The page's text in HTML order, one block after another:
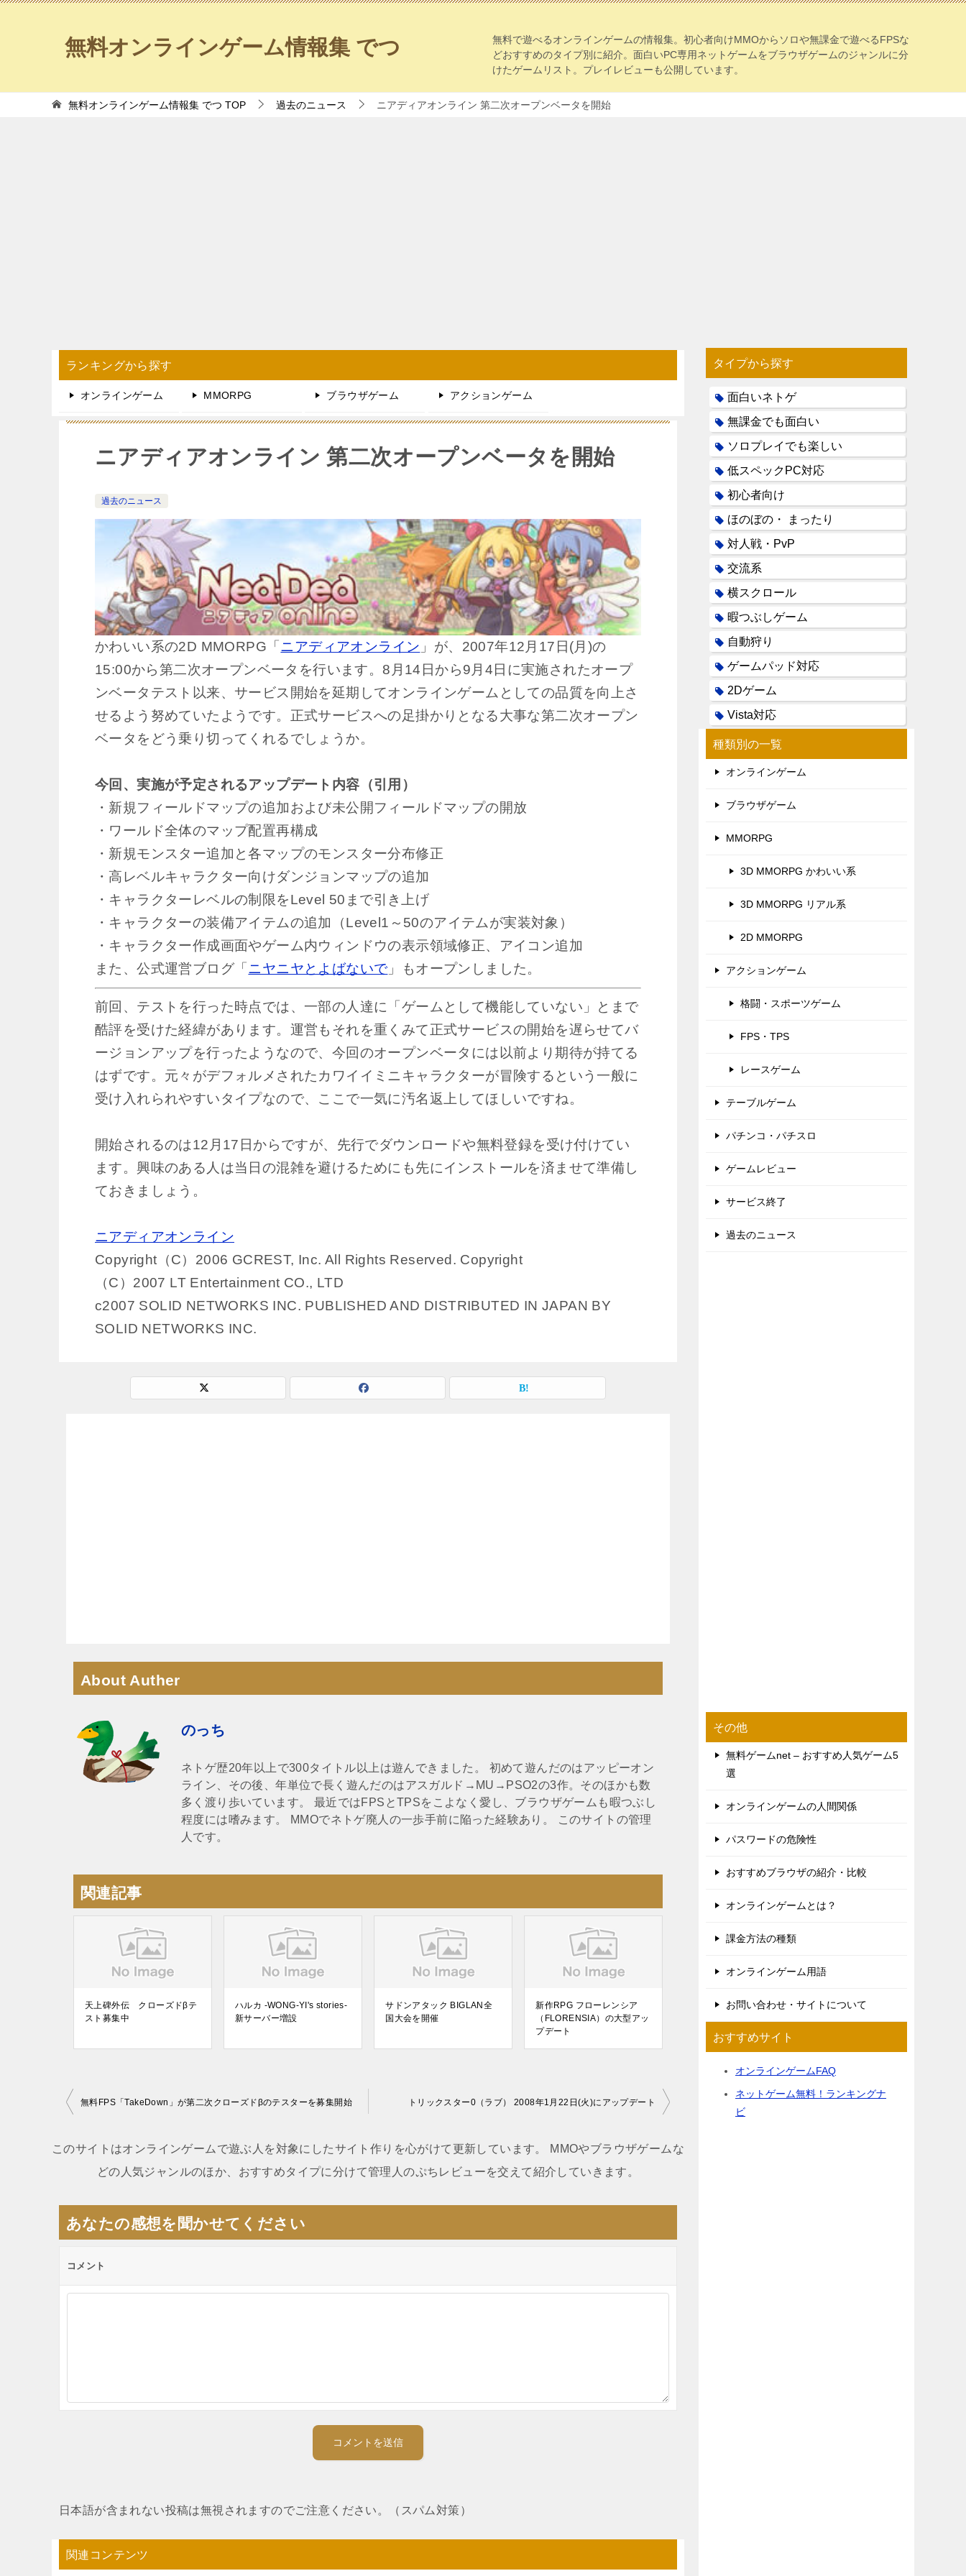
無料オンラインゲーム情報集 でつ
無料で遊べるオンラインゲームの情報集。初心者向けMMOからソロや無課金で遊べるFPSな
どおすすめのタイプ別に紹介。面白いPC専用ネットゲームをブラウザゲームのジャンルに分
けたゲームリスト。プレイレビューも公開しています。
無料オンラインゲーム情報集 でつ TOP 過去のニュース ニアディアオンライン 第二次オープンベータを開始
ランキングから探す
オンラインゲーム MMORPG ブラウザゲーム アクションゲーム
ニアディアオンライン 第二次オープンベータを開始
過去のニュース
かわいい系の2D MMORPG「 ニアディアオンライン 」が、2007年12月17日(月)の
15:00から第二次オープンベータを行います。8月14日から9月4日に実施されたオープ
ンベータテスト以来、サービス開始を延期してオンラインゲームとしての品質を向上さ
せるよう努めていたようです。正式サービスへの足掛かりとなる大事な第二次オープン
ベータをどう乗り切ってくれるでしょうか。
今回、実施が予定されるアップデート内容（引用）
・新規フィールドマップの追加および未公開フィールドマップの開放
・ワールド全体のマップ配置再構成
・新規モンスター追加と各マップのモンスター分布修正
・高レベルキャラクター向けダンジョンマップの追加
・キャラクターレベルの制限をLevel 50まで引き上げ
・キャラクターの装備アイテムの追加（Level1～50のアイテムが実装対象）
・キャラクター作成画面やゲーム内ウィンドウの表示領域修正、アイコン追加
また、公式運営ブログ「 ニヤニヤとよばないで 」もオープンしました。
前回、テストを行った時点では、一部の人達に「ゲームとして機能していない」とまで
酷評を受けた経緯があります。運営もそれを重くみて正式サービスの開始を遅らせてバ
ージョンアップを行ったようなので、今回のオープンベータには以前より期待が持てる
はずです。元々がデフォルメされたカワイイミニキャラクターが冒険するという一般に
受け入れられやすいタイプなので、ここで一気に汚名返上してほしいですね。
開始されるのは12月17日からですが、先行でダウンロードや無料登録を受け付けてい
ます。興味のある人は当日の混雑を避けるためにも先にインストールを済ませて準備し
ておきましょう。
ニアディアオンライン
Copyright（C）2006 GCREST, Inc. All Rights Reserved. Copyright
（C）2007 LT Entertainment CO., LTD
c2007 SOLID NETWORKS INC. PUBLISHED AND DISTRIBUTED IN JAPAN BY
SOLID NETWORKS INC.
About Auther
のっち
ネトゲ歴20年以上で300タイトル以上は遊んできました。 初めて遊んだのはアッピーオン
ライン、その後、年単位で長く遊んだのはアスガルド→MU→PSO2の3作。そのほかも数
多く渡り歩いています。 最近ではFPSとTPSをこよなく愛し、ブラウザゲームも暇つぶし
程度には嗜みます。 MMOでネトゲ廃人の一歩手前に陥った経験あり。 このサイトの管理
人です。
関連記事
天上碑外伝 クローズドβテ
スト募集中
ハルカ -WONG-YI's stories-
新サーバー増設
サドンアタック BIGLAN全
国大会を開催
新作RPG フローレンシア
（FLORENSIA）の大型アッ
プデート
投
ナ
ゲ
ー
ョ
ン
無料FPS「TakeDown」が第二次クローズドβのテスターを募集開始 トリックスター0（ラブ） 2008年1月22日(火)にアップデート
このサイトはオンラインゲームで遊ぶ人を対象にしたサイト作りを心がけて更新しています。 MMOやブラウザゲームな
どの人気ジャンルのほか、おすすめタイプに分けて管理人のぷちレビューを交えて紹介していきます。
あなたの感想を聞かせてください
コメント
日本語が含まれない投稿は無視されますのでご注意ください。（スパム対策）
関連コンテンツ
タイプから探す
面白いネトゲ
無課金でも面白い
ソロプレイでも楽しい
低スペックPC対応
初心者向け
ほのぼの・ まったり
対人戦・PvP
交流系
横スクロール
暇つぶしゲーム
自動狩り
ゲームパッド対応
2Dゲーム
Vista対応
種類別の一覧
オンラインゲーム
ブラウザゲーム
MMORPG
3D MMORPG かわいい系
3D MMORPG リアル系
2D MMORPG
アクションゲーム
格闘・スポーツゲーム
FPS・TPS
レースゲーム
テーブルゲーム
パチンコ・パチスロ
ゲームレビュー
サービス終了
過去のニュース
その他
無料ゲームnet – おすすめ人気ゲーム5
選
オンラインゲームの人間関係
パスワードの危険性
おすすめブラウザの紹介・比較
オンラインゲームとは？
課金方法の種類
オンラインゲーム用語
お問い合わせ・サイトについて
おすすめサイト
オンラインゲームFAQ
ネットゲーム無料！ランキングナ
ビ